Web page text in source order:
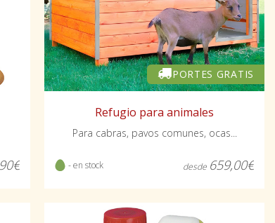
PORTES GRATIS
Refugio para animales
Para cabras, pavos comunes, ocas...
- en stock desde 659,00€